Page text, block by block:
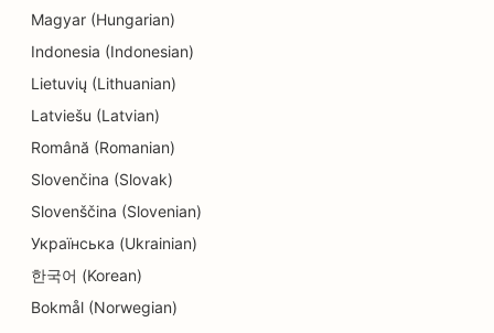
SEO inženiertehniskajiem uzņēmumiem
SEO izklaidei un atpūtai
SEO izbēgšanas istabām
SEO sejas liftinga pakalpojumiem
SEO restorāniem, kas darbojas no lauku
saimniecības līdz galdam
Magyar (Hungarian)
Indonesia (Indonesian)
Lietuvių (Lithuanian)
Latviešu (Latvian)
Română (Romanian)
Slovenčina (Slovak)
Slovenščina (Slovenian)
Українська (Ukrainian)
한국어 (Korean)
Bokmål (Norwegian)